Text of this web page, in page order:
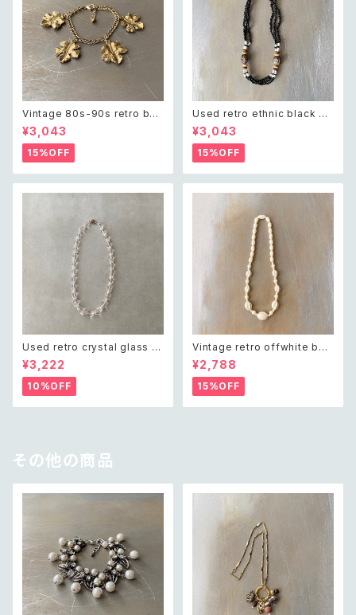
Vintage 80s-90s retro bot
anical leaf charm bracelet
レトロ ヴィンテージ アクセサリ
ー ゴールド ボタニカル リーフ
チャーム ブレスレット
¥3,043
15%OFF
Used retro ethnic black be
ads necklace レトロ ユーズ
ド アクセサリー エスニック ブラ
ック ビーズ ネックレス
¥3,043
15%OFF
Used retro crystal glass b
eads necklace レトロ ユーズ
ド アクセサリー クリスタル ガラ
ス ビーズ ネックレス
¥3,222
10%OFF
Vintage retro offwhite bea
ds necklace レトロ ヴィンテ
ージ アクセサリー オフホワイト
ビーズ ネックレス
¥2,788
15%OFF
その他の商品